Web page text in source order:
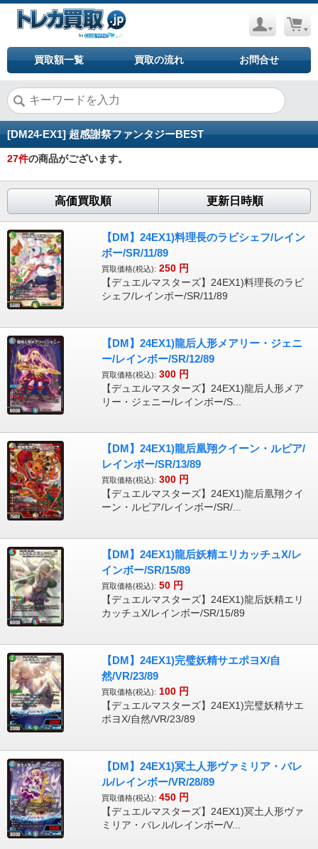
買取額一覧 買取の流れ お問合せ
[DM24-EX1] 超感謝祭ファンタジーBEST
27件の商品がございます。
高価買取順 更新日時順
【DM】24EX1)料理長のラビシェフ/レイン
ボー/SR/11/89
買取価格(税込): 250 円
【デュエルマスターズ】24EX1)料理長のラビ
シェフ/レインボー/SR/11/89
【DM】24EX1)龍后人形メアリー・ジェニ
ー/レインボー/SR/12/89
買取価格(税込): 300 円
【デュエルマスターズ】24EX1)龍后人形メア
リー・ジェニー/レインボー/S...
【DM】24EX1)龍后凰翔クイーン・ルピア/
レインボー/SR/13/89
買取価格(税込): 300 円
【デュエルマスターズ】24EX1)龍后凰翔クイ
ーン・ルピア/レインボー/SR/...
【DM】24EX1)龍后妖精エリカッチュX/レ
インボー/SR/15/89
買取価格(税込): 50 円
【デュエルマスターズ】24EX1)龍后妖精エリ
カッチュX/レインボー/SR/15/89
【DM】24EX1)完璧妖精サエポヨX/自
然/VR/23/89
買取価格(税込): 100 円
【デュエルマスターズ】24EX1)完璧妖精サエ
ポヨX/自然/VR/23/89
【DM】24EX1)冥土人形ヴァミリア・バレ
ル/レインボー/VR/28/89
買取価格(税込): 450 円
【デュエルマスターズ】24EX1)冥土人形ヴァ
ミリア・バレル/レインボー/V...